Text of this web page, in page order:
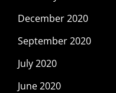
December 2020
September 2020
July 2020
June 2020